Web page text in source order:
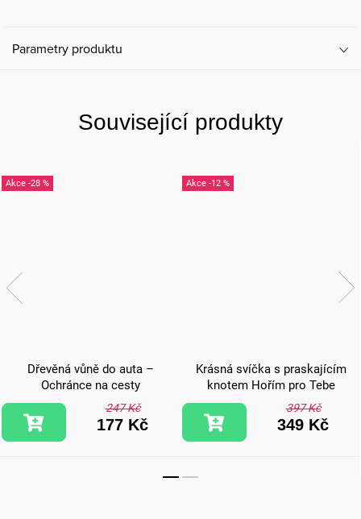
Parametry produktu
Související produkty
-28 %
Dřevěná vůně do auta –
Ochránce na cesty
247 Kč
177 Kč
-12 %
Krásná svíčka s praskajícím
knotem Hořím pro Tebe
397 Kč
349 Kč